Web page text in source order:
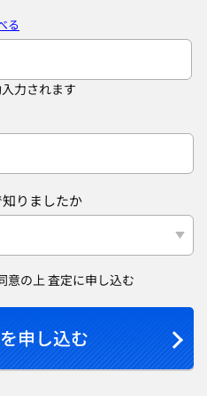
る
力されます
りましたか
意の上 査定に申し込む
申し込む